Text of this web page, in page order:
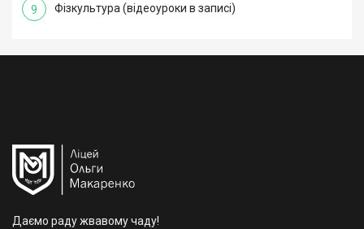
9 Фізкультура (відеоуроки в записі)
Даємо раду жвавому чаду!